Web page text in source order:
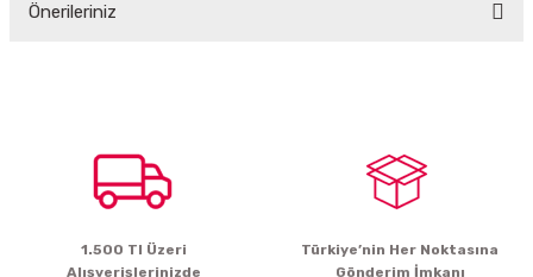
Önerileriniz
Ürün resmi kalitesiz, bozuk veya görüntülenemiyor.
1.500 Tl Üzeri
Alışverişlerinizde
Türkiye’nin Her Noktasına
Gönderim İmkanı